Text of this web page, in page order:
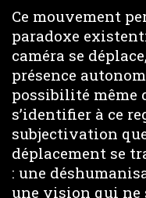
Ce mouvement
paradoxe
caméra se
présence
possibilité même
s’identifier à ce
subjectivation
déplacement se
: une
une vision qui ne